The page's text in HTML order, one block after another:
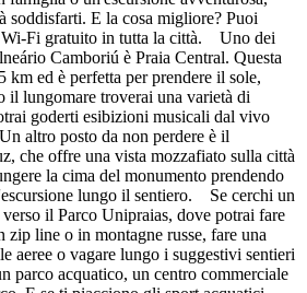
soddisfarti. E la cosa migliore? Puoi
Wi-Fi gratuito in tutta la città. Uno dei
Camboriú è Praia Central. Questa
km ed è perfetta per prendere il sole,
il lungomare troverai una varietà di
goderti esibizioni musicali dal vivo
altro posto da non perdere è il
che offre una vista mozzafiato sulla città
la cima del monumento prendendo
lungo il sentiero. Se cerchi un
il Parco Unipraias, dove potrai fare
zip line o in montagne russe, fare una
aeree o vagare lungo i suggestivi sentieri
parco acquatico, un centro commerciale